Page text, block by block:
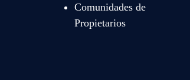
Comunidades de
Propietarios